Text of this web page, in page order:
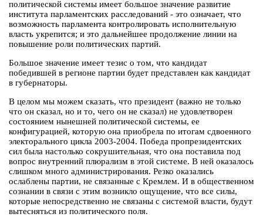
политической системы имеет большое значение развитие
института парламентских расследований - это означает, что
возможность парламента контролировать исполнительную
власть укрепится; и это дальнейшее продолжение линии на
повышение роли политических партий.
Большое значение имеет тезис о том, что кандидат
победившей в регионе партии будет представлен как кандидат
в губернаторы.
В целом мы можем сказать, что президент (важно не только
что он сказал, но и то, чего он не сказал) не удовлетворен
состоянием нынешней политической системы, ее
конфигурацией, которую она приобрела по итогам сдвоенного
электорального цикла 2003-2004. Победа пропрезидентских
сил была настолько сокрушительная, что она поставила под
вопрос внутренний плюрализм в этой системе. В ней оказалось
слишком много администрирования. Резко оказались
ослаблены партии, не связанные с Кремлем. И в общественном
сознании в связи с этим возникло ощущение, что все силы,
которые непосредственно не связаны с системой власти, будут
вытесняться из политического поля.